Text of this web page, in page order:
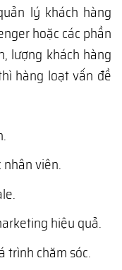
lý khách hàng
hoặc các phần
lượng khách hàng
hàng loạt vấn đề
viên.
hiệu quả.
trình chăm sóc.